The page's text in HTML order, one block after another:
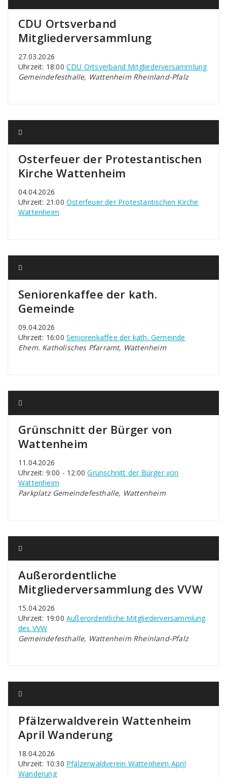
CDU Ortsverband
Mitgliederversammlung
27.03.2026
Uhrzeit: 18:00 CDU Ortsverband Mitgliederversammlung
Gemeindefesthalle, Wattenheim Rheinland-Pfalz
Osterfeuer der Protestantischen
Kirche Wattenheim
04.04.2026
Uhrzeit: 21:00 Osterfeuer der Protestantischen Kirche
Wattenheim
Seniorenkaffee der kath.
Gemeinde
09.04.2026
Uhrzeit: 16:00 Seniorenkaffee der kath. Gemeinde
Ehem. Katholisches Pfarramt, Wattenheim
Grünschnitt der Bürger von
Wattenheim
11.04.2026
Uhrzeit: 9:00 - 12:00Grünschnitt der Bürger von
Wattenheim
Parkplatz Gemeindefesthalle, Wattenheim
Außerordentliche
Mitgliederversammlung des VVW
15.04.2026
Uhrzeit: 19:00 Außerordentliche Mitgliederversammlung
des VVW
Gemeindefesthalle, Wattenheim Rheinland-Pfalz
Pfälzerwaldverein Wattenheim
April Wanderung
18.04.2026
Uhrzeit: 10:30 Pfälzerwaldverein Wattenheim April
Wanderung